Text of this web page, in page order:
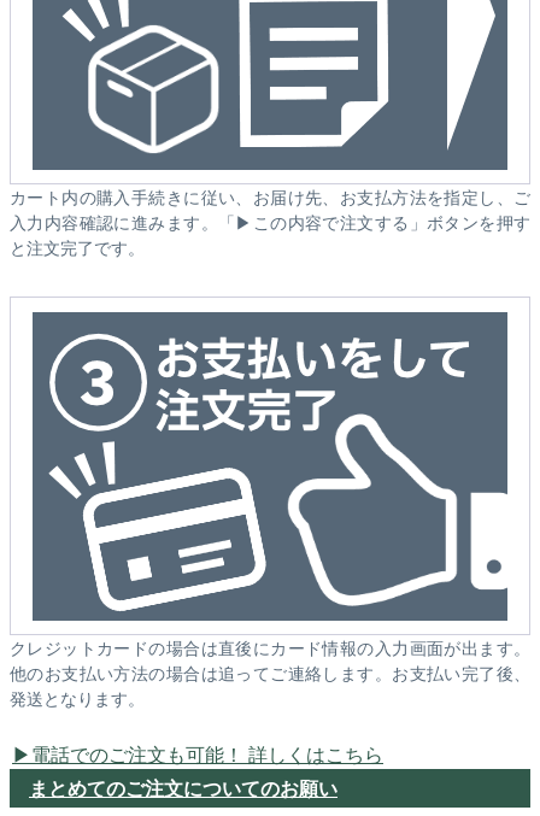
カート内の購入手続きに従い、お届け先、お支払方法を指定し、ご
入力内容確認に進みます。「▶この内容で注文する」ボタンを押す
と注文完了です。
クレジットカードの場合は直後にカード情報の入力画面が出ます。
他のお支払い方法の場合は追ってご連絡します。お支払い完了後、
発送となります。
電話でのご注文も可能！ 詳しくはこちら
まとめてのご注文についてのお願い